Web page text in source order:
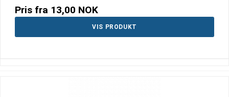
Pris fra 13,00 NOK
VIS PRODUKT